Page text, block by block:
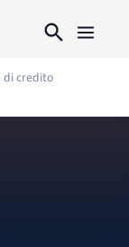
di credito